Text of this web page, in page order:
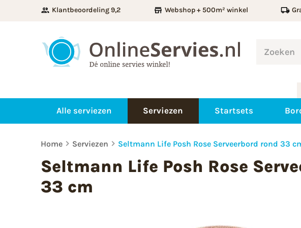
Klantbeoordeling 9,2 Webshop + 500m² winkel
Alle serviezen Serviezen Startsets
Home Serviezen Seltmann Life Posh Rose Serveerbord rond 33
Seltmann Life Posh Rose
33 cm